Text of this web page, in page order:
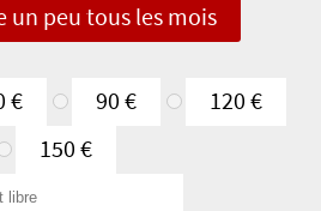
un peu tous les mois
€ 90 €
120 €
150 €